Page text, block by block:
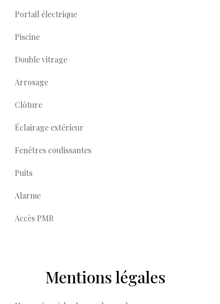
Portail électrique
Piscine
Double vitrage
Arrosage
Clôture
Éclairage extérieur
Fenêtres coulissantes
Puits
Alarme
Accès PMR
Mentions légales